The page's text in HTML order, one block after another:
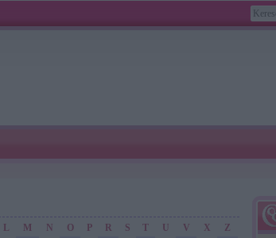
L M N O P R S T U V X
Z